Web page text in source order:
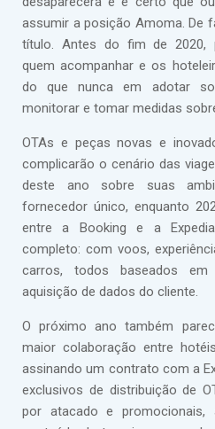
assumir a posição Amoma. De
título. Antes do fim de 2020,
quem acompanhar e os
do que nunca em adotar
monitorar e tomar medidas
OTAs e peças novas e
complicarão o cenário das
deste ano sobre suas
fornecedor único, enquanto
entre a Booking e a
completo: com voos,
carros, todos baseados em
aquisição de dados do cliente.
O próximo ano também
maior colaboração entre
assinando um contrato com a
exclusivos de distribuição de
por atacado e promocionais,